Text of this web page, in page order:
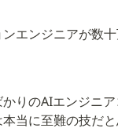
エンジニアが数
かりのAIエンジニ
当に至難の技だと